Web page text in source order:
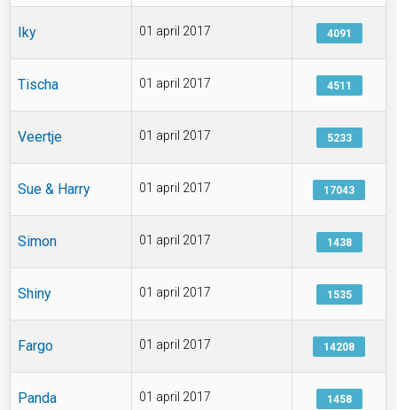
Iky 01 april 2017 4091
Tischa 01 april 2017 4511
Veertje 01 april 2017 5233
Sue & Harry 01 april 2017 17043
Simon 01 april 2017 1438
Shiny 01 april 2017 1535
Fargo 01 april 2017 14208
Panda 01 april 2017 1458